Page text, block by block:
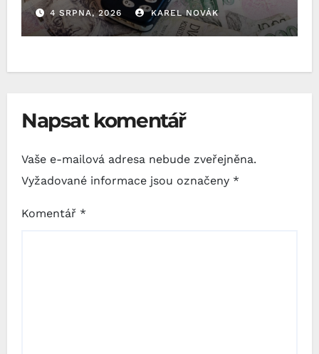
4 SRPNA, 2026 KAREL NOVÁK
Napsat komentář
Vaše e-mailová adresa nebude zveřejněna.
Vyžadované informace jsou označeny *
Komentář *